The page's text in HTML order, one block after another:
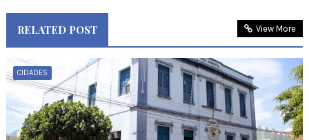
RELATED POST View More
CIDADES